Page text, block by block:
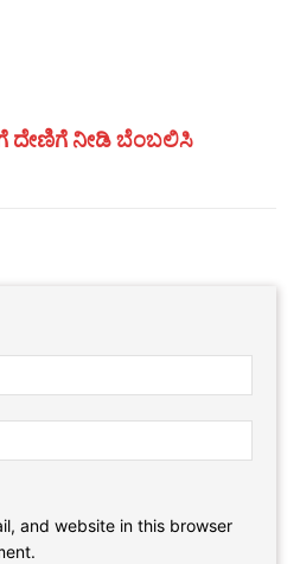
ದೇಣಿಗೆ ನೀಡಿ ಬೆಂಬಲಿಸಿ
and website in this browser